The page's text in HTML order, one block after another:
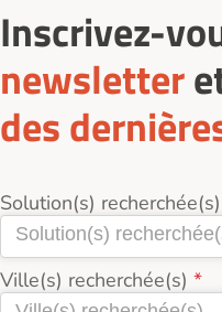
Inscrivez-
newsletter
des
Solution(s) recherchée(s)
Ville(s) recherchée(s)